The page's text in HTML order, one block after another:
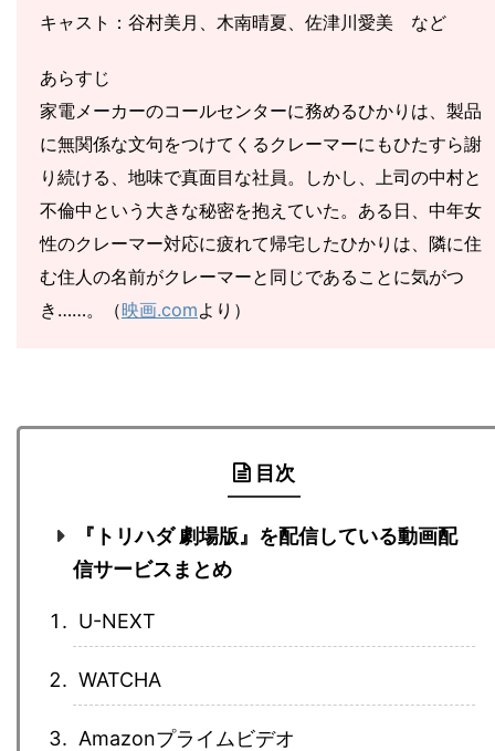
キャスト：谷村美月、木南晴夏、佐津川愛美 など
あらすじ
家電メーカーのコールセンターに務めるひかりは、製品
に無関係な文句をつけてくるクレーマーにもひたすら謝
り続ける、地味で真面目な社員。しかし、上司の中村と
不倫中という大きな秘密を抱えていた。ある日、中年女
性のクレーマー対応に疲れて帰宅したひかりは、隣に住
む住人の名前がクレーマーと同じであることに気がつ
き……。（映画.comより）
目次
『トリハダ 劇場版』を配信している動画配
信サービスまとめ
U-NEXT
WATCHA
Amazonプライムビデオ